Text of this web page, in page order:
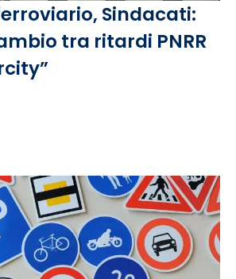
Sindacati:
tra ritardi PNRR